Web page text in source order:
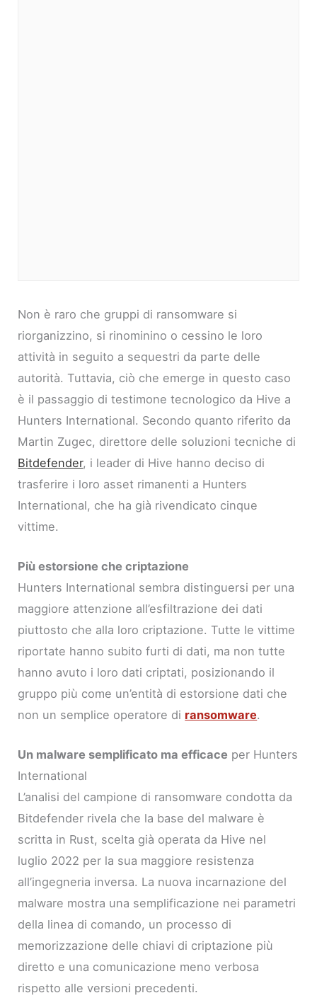
Non è raro che gruppi di ransomware si
riorganizzino, si rinominino o cessino le loro
attività in seguito a sequestri da parte delle
autorità. Tuttavia, ciò che emerge in questo caso
è il passaggio di testimone tecnologico da Hive a
Hunters International. Secondo quanto riferito da
Martin Zugec, direttore delle soluzioni tecniche di
Bitdefender, i leader di Hive hanno deciso di
trasferire i loro asset rimanenti a Hunters
International, che ha già rivendicato cinque
vittime.
Più estorsione che criptazione
Hunters International sembra distinguersi per una
maggiore attenzione all’esfiltrazione dei dati
piuttosto che alla loro criptazione. Tutte le vittime
riportate hanno subito furti di dati, ma non tutte
hanno avuto i loro dati criptati, posizionando il
gruppo più come un’entità di estorsione dati che
non un semplice operatore di ransomware.
Un malware semplificato ma efficace per Hunters
International
L’analisi del campione di ransomware condotta da
Bitdefender rivela che la base del malware è
scritta in Rust, scelta già operata da Hive nel
luglio 2022 per la sua maggiore resistenza
all’ingegneria inversa. La nuova incarnazione del
malware mostra una semplificazione nei parametri
della linea di comando, un processo di
memorizzazione delle chiavi di criptazione più
diretto e una comunicazione meno verbosa
rispetto alle versioni precedenti.